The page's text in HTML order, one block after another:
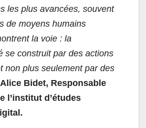
les plus avancées, souvent
de moyens humains
la voie : la
se construit par des actions
non plus seulement par des
Alice Bidet, Responsable
l’institut d’études